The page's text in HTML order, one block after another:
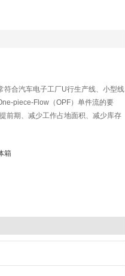
合汽车电子工厂U行生产线、小型线
One-piece-Flow（OPF）单件流的要
期、减少工作占地面积、减少库存
有丰富的设计和制造经验。
箱